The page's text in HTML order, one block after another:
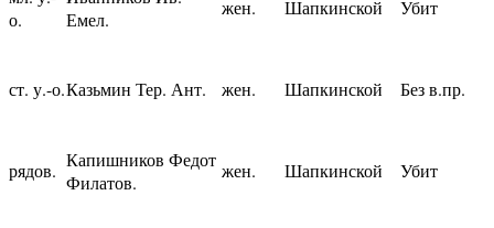
о.
Емел.
жен. Шапкинской Убит
ст. у.-о.Казьмин Тер. Ант. жен. Шапкинской Без в.пр.
рядов. Капишников Федот
Филатов.
жен. Шапкинской Убит